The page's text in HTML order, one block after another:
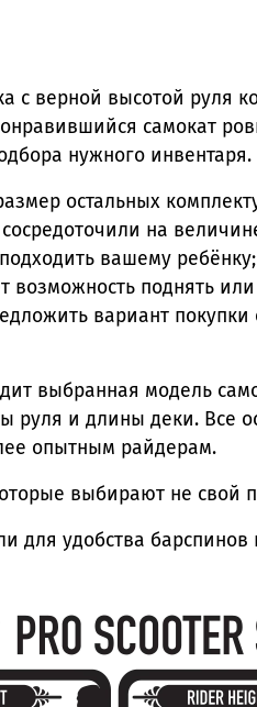
с верной высотой
самокат
нужного
остальных
на
вашему ребёнку;
возможность поднять
вариант
выбранная модель
руля и длины деки.
опытным райдерам.
выбирают не свой
для удобства